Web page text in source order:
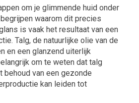
om je glimmende huid onder
waarom dit precies
is vaak het resultaat van een
Talg, de natuurlijke olie van de
en een glanzend uiterlijk
om te weten dat talg
van een gezonde
kan leiden tot